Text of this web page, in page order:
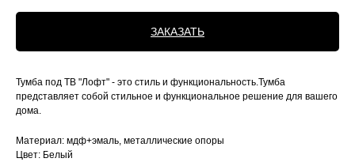
ЗАКАЗАТЬ
Тумба под ТВ "Лофт" - это стиль и функциональность.Тумба
представляет собой стильное и функциональное решение для вашего
дома.
Материал: мдф+эмаль, металлические опоры
Цвет: Белый